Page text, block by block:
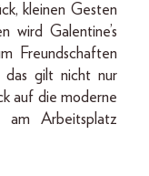
kleinen Gesten
wird Galentine’s
Freundschaften
das gilt nicht nur
auf die moderne
am Arbeitsplatz